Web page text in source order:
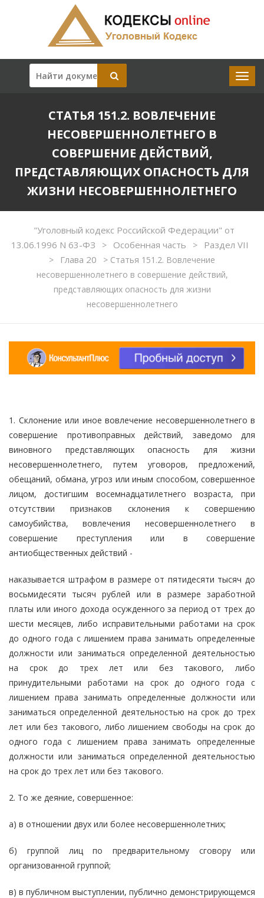
СТАТЬЯ 151.2. ВОВЛЕЧЕНИЕ
НЕСОВЕРШЕННОЛЕТНЕГО В
СОВЕРШЕНИЕ ДЕЙСТВИЙ,
ПРЕДСТАВЛЯЮЩИХ ОПАСНОСТЬ ДЛЯ
ЖИЗНИ НЕСОВЕРШЕННОЛЕТНЕГО
"Уголовный кодекс Российской Федерации" от
13.06.1996 N 63-ФЗ
> Особенная часть > Раздел VII
> Глава 20 > Статья 151.2. Вовлечение
несовершеннолетнего в совершение действий,
представляющих опасность для жизни
несовершеннолетнего
1. Склонение или иное вовлечение несовершеннолетнего в
совершение противоправных действий, заведомо для
виновного представляющих опасность для жизни
несовершеннолетнего, путем уговоров, предложений,
обещаний, обмана, угроз или иным способом, совершенное
лицом, достигшим восемнадцатилетнего возраста, при
отсутствии признаков склонения к совершению
самоубийства, вовлечения несовершеннолетнего в
совершение преступления или в совершение
антиобщественных действий -
наказывается штрафом в размере от пятидесяти тысяч до
восьмидесяти тысяч рублей или в размере заработной
платы или иного дохода осужденного за период от трех до
шести месяцев, либо исправительными работами на срок
до одного года с лишением права занимать определенные
должности или заниматься определенной деятельностью
на срок до трех лет или без такового, либо
принудительными работами на срок до одного года с
лишением права занимать определенные должности или
заниматься определенной деятельностью на срок до трех
лет или без такового, либо лишением свободы на срок до
одного года с лишением права занимать определенные
должности или заниматься определенной деятельностью
на срок до трех лет или без такового.
2. То же деяние, совершенное:
а) в отношении двух или более несовершеннолетних;
б) группой лиц по предварительному сговору или
организованной группой;
в) в публичном выступлении, публично демонстрирующемся